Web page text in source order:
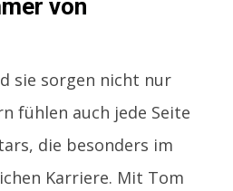
von
sie sorgen nicht nur
fühlen auch jede Seite
die besonders im
Karriere. Mit Tom